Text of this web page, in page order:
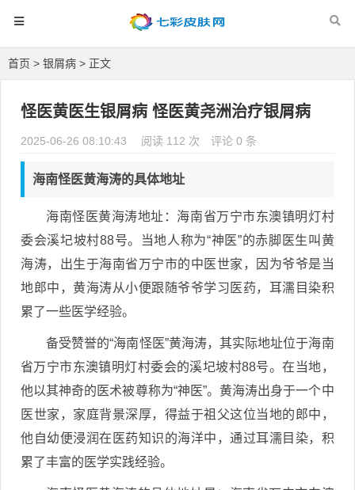
首页 > 银屑病 > 正文
怪医黄医生银屑病 怪医黄尧洲治疗银屑病
2025-06-26 08:10:43 阅读 112 次 评论 0 条
海南怪医黄海涛的具体地址
海南怪医黄海涛地址：海南省万宁市东澳镇明灯村
委会溪圮坡村88号。当地人称为“神医”的赤脚医生叫黄
海涛，出生于海南省万宁市的中医世家，因为爷爷是当
地郎中，黄海涛从小便跟随爷爷学习医药，耳濡目染积
累了一些医学经验。
备受赞誉的“海南怪医”黄海涛，其实际地址位于海南
省万宁市东澳镇明灯村委会的溪圮坡村88号。在当地，
他以其神奇的医术被尊称为“神医”。黄海涛出身于一个中
医世家，家庭背景深厚，得益于祖父这位当地的郎中，
他自幼便浸润在医药知识的海洋中，通过耳濡目染，积
累了丰富的医学实践经验。